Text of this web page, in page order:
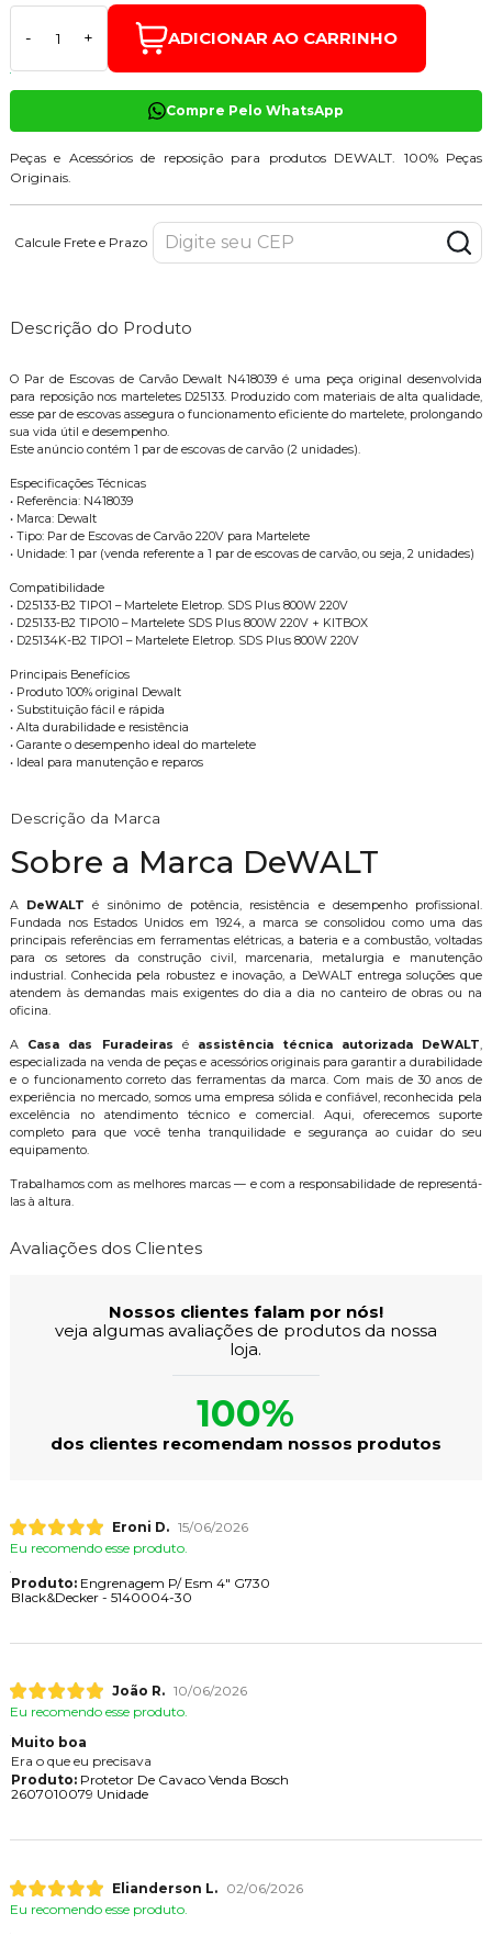
- + ADICIONAR AO CARRINHO
Compre Pelo WhatsApp
Peças e Acessórios de reposição para produtos DEWALT. 100% Peças
Originais.
Calcule Frete e Prazo
Descrição do Produto
O Par de Escovas de Carvão Dewalt N418039 é uma peça original desenvolvida
para reposição nos marteletes D25133. Produzido com materiais de alta qualidade,
esse par de escovas assegura o funcionamento eficiente do martelete, prolongando
sua vida útil e desempenho.
Este anúncio contém 1 par de escovas de carvão (2 unidades).
Especificações Técnicas
• Referência: N418039
• Marca: Dewalt
• Tipo: Par de Escovas de Carvão 220V para Martelete
• Unidade: 1 par (venda referente a 1 par de escovas de carvão, ou seja, 2 unidades)
Compatibilidade
• D25133-B2 TIPO1 – Martelete Eletrop. SDS Plus 800W 220V
• D25133-B2 TIPO10 – Martelete SDS Plus 800W 220V + KITBOX
• D25134K-B2 TIPO1 – Martelete Eletrop. SDS Plus 800W 220V
Principais Benefícios
• Produto 100% original Dewalt
• Substituição fácil e rápida
• Alta durabilidade e resistência
• Garante o desempenho ideal do martelete
• Ideal para manutenção e reparos
Descrição da Marca
Sobre a Marca DeWALT
A DeWALT é sinônimo de potência, resistência e desempenho profissional.
Fundada nos Estados Unidos em 1924, a marca se consolidou como uma das
principais referências em ferramentas elétricas, a bateria e a combustão, voltadas
para os setores da construção civil, marcenaria, metalurgia e manutenção
industrial. Conhecida pela robustez e inovação, a DeWALT entrega soluções que
atendem às demandas mais exigentes do dia a dia no canteiro de obras ou na
oficina.
A Casa das Furadeiras é assistência técnica autorizada DeWALT
especializada na venda de peças e acessórios originais para garantir a durabilidade
e o funcionamento correto das ferramentas da marca. Com mais de 30 anos de
experiência no mercado, somos uma empresa sólida e confiável, reconhecida pela
excelência no atendimento técnico e comercial. Aqui, oferecemos suporte
completo para que você tenha tranquilidade e segurança ao cuidar do seu
equipamento.
Trabalhamos com as melhores marcas — e com a responsabilidade de representá-
las à altura.
Avaliações dos Clientes
Nossos clientes falam por nós!
veja algumas avaliações de produtos da nossa
loja.
100%
dos clientes recomendam nossos produtos
Eroni D. 15/06/2026
Eu recomendo esse produto.
Produto:Engrenagem P/ Esm 4" G730
Black&Decker - 5140004-30
João R. 10/06/2026
Eu recomendo esse produto.
Muito boa
Era o que eu precisava
Produto:Protetor De Cavaco Venda Bosch
2607010079 Unidade
Elianderson L.
02/06/2026
Eu recomendo esse produto.